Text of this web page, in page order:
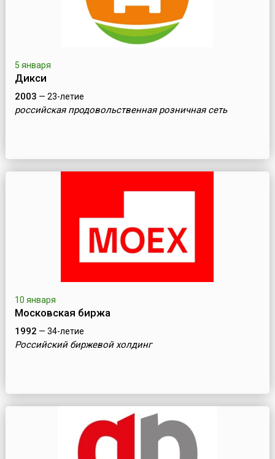
5 января
Дикси
2003 — 23-летие
российская продовольственная розничная сеть
10 января
Московская биржа
1992 — 34-летие
Российский биржевой холдинг